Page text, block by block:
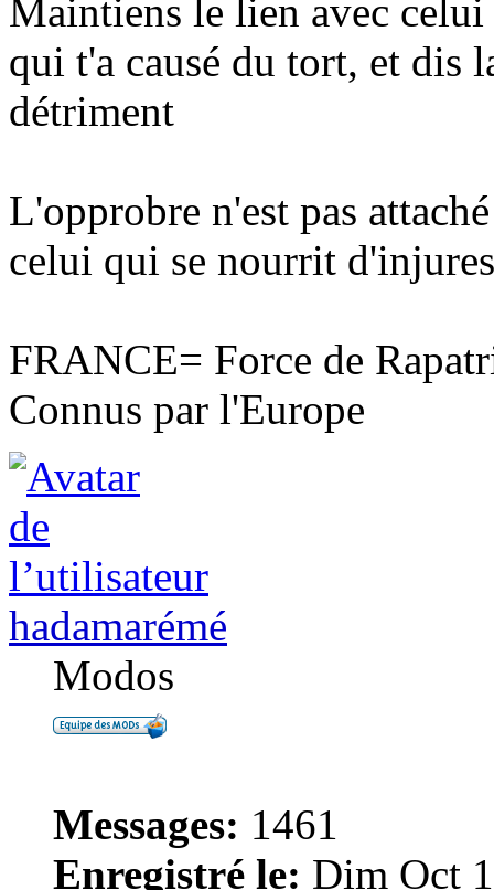
Maintiens le lien avec
qui t'a causé du tort, et dis
détriment
L'opprobre n'est pas
celui qui se nourrit
FRANCE= Force de
Connus par l'Europe
hadamarémé
Modos
Messages: 1461
Enregistré le: Dim Oct